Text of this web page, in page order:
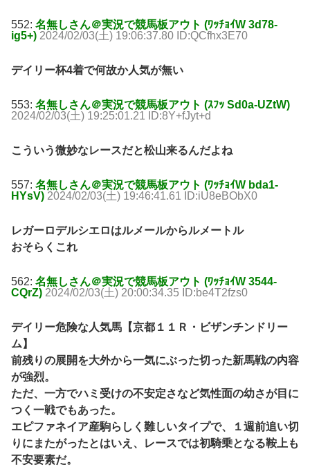
552: 名無しさん＠実況で競馬板アウト (ﾜｯﾁｮｲW 3d78-
ig5+) 2024/02/03(土) 19:06:37.80 ID:QCfhx3E70
デイリー杯4着で何故か人気が無い
553: 名無しさん＠実況で競馬板アウト (ｽﾌｯ Sd0a-UZtW)
2024/02/03(土) 19:25:01.21 ID:8Y+fJyt+d
こういう微妙なレースだと松山来るんだよね
557: 名無しさん＠実況で競馬板アウト (ﾜｯﾁｮｲW bda1-
HYsV) 2024/02/03(土) 19:46:41.61 ID:iU8eBObX0
レガーロデルシエロはルメールからルメートル
おそらくこれ
562: 名無しさん＠実況で競馬板アウト (ﾜｯﾁｮｲW 3544-
CQrZ) 2024/02/03(土) 20:00:34.35 ID:be4T2fzs0
デイリー危険な人気馬【京都１１Ｒ・ビザンチンドリー
ム】
前残りの展開を大外から一気にぶった切った新馬戦の内容
が強烈。
ただ、一方でハミ受けの不安定さなど気性面の幼さが目に
つく一戦でもあった。
エピファネイア産駒らしく難しいタイプで、１週前追い切
りにまたがったとはいえ、レースでは初騎乗となる鞍上も
不安要素だ。